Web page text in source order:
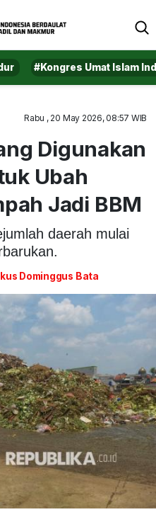
#Kongres Umat Islam
Rabu , 20 May 2026, 08:57 WIB
Digunakan
Ubah
Jadi BBM
daerah mulai
Dominggus Bata